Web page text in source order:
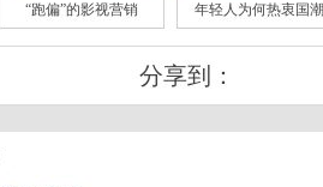
全民阅读需场景化 艺术蔬菜带火蔬菜村
分享到：